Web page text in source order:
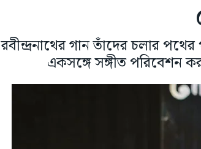
রবীন্দ্রনাথের গান তাঁদের চলার
একসঙ্গে সঙ্গীত পরিবেশন